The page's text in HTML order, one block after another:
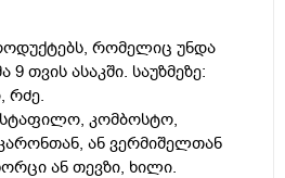
რომელიც უნდა
თვის ასაკში. საუზმეზე:
რძე.
კომბოსტო,
ან ვერმიშელთან
ან თევზი, ხილი.